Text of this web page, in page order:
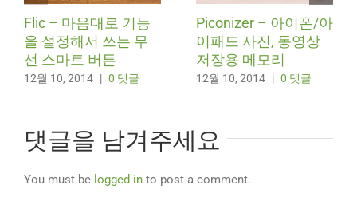
Flic – 마음대로 기능
을 설정해서 쓰는 무
선 스마트 버튼
12월 10, 2014 | 0 댓글
Piconizer – 아이폰/아
이패드 사진, 동영상
저장용 메모리
12월 10, 2014 | 0 댓글
댓글을 남겨주세요
You must be logged in to post a comment.